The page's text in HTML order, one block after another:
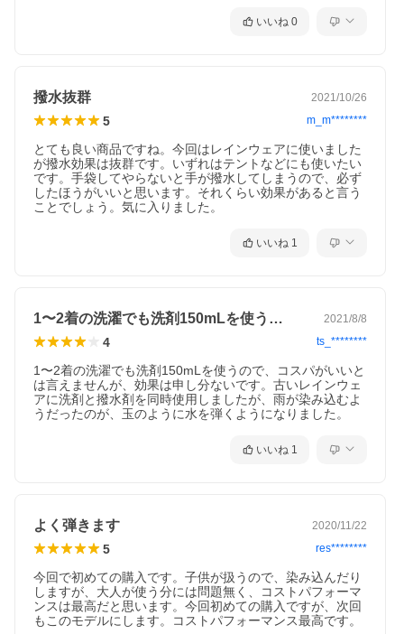
いいね 0
撥水抜群 2021/10/26
5 m_m********
とても良い商品ですね。今回はレインウェアに使いました
が撥水効果は抜群です。いずれはテントなどにも使いたい
です。手袋してやらないと手が撥水してしまうので、必ず
したほうがいいと思います。それくらい効果があると言う
ことでしょう。気に入りました。
いいね 1
1〜2着の洗濯でも洗剤150mLを使う… 2021/8/8
4 ts_********
1〜2着の洗濯でも洗剤150mLを使うので、コスパがいいと
は言えませんが、効果は申し分ないです。古いレインウェ
アに洗剤と撥水剤を同時使用しましたが、雨が染み込むよ
うだったのが、玉のように水を弾くようになりました。
いいね 1
よく弾きます 2020/11/22
5 res********
今回で初めての購入です。子供が扱うので、染み込んだり
しますが、大人が使う分には問題無く、コストパフォーマ
ンスは最高だと思います。今回初めての購入ですが、次回
もこのモデルにします。コストパフォーマンス最高です。